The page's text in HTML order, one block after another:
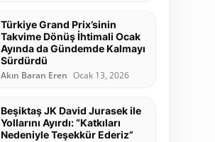
Türkiye Grand Prix’sinin
Takvime Dönüş İhtimali Ocak
Ayında da Gündemde Kalmayı
Sürdürdü
Akın Baran Eren Ocak 13, 2026
Beşiktaş JK David Jurasek ile
Yollarını Ayırdı: “Katkıları
Nedeniyle Teşekkür Ederiz”